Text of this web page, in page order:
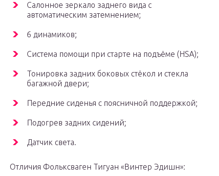
Салонное зеркало заднего вида с
автоматическим затемнением;
6 динамиков;
Система помощи при старте на подъёме (HSA);
Тонировка задних боковых стёкол и стекла
багажной двери;
Передние сиденья с поясничной поддержкой;
Подогрев задних сидений;
Датчик света.
Отличия Фольксваген Тигуан «Винтер Эдишн»: